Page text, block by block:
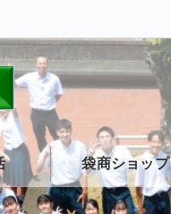
袋商ショップ